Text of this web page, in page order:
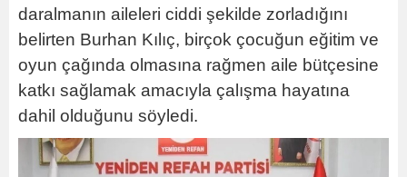
daralmanın aileleri ciddi şekilde zorladığını
belirten Burhan Kılıç, birçok çocuğun eğitim ve
oyun çağında olmasına rağmen aile bütçesine
katkı sağlamak amacıyla çalışma hayatına
dahil olduğunu söyledi.